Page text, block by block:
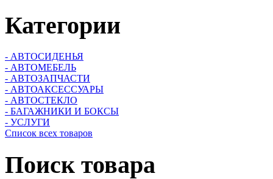
Категории
- АВТОСИДЕНЬЯ
- АВТОМЕБЕЛЬ
- АВТОЗАПЧАСТИ
- АВТОАКСЕССУАРЫ
- АВТОСТЕКЛО
- БАГАЖНИКИ И БОКСЫ
- УСЛУГИ
Список всех товаров
Поиск товара